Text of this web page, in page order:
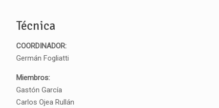
Técnica
COORDINADOR:
Germán Fogliatti
Miembros:
Gastón García
Carlos Ojea Rullán